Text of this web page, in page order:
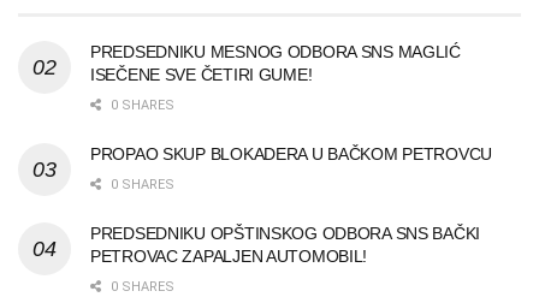
PREDSEDNIKU MESNOG ODBORA SNS MAGLIĆ
ISEČENE SVE ČETIRI GUME!
0 SHARES
PROPAO SKUP BLOKADERA U BAČKOM PETROVCU
0 SHARES
PREDSEDNIKU OPŠTINSKOG ODBORA SNS BAČKI
PETROVAC ZAPALJEN AUTOMOBIL!
0 SHARES